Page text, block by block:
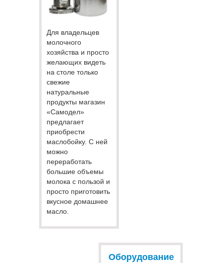
Для владельцев
молочного
хозяйства и просто
желающих видеть
на столе только
свежие
натуральные
продукты магазин
«Самодел»
предлагает
приобрести
маслобойку. С ней
можно
переработать
большие объемы
молока с пользой и
просто приготовить
вкусное домашнее
масло.
Оборудование